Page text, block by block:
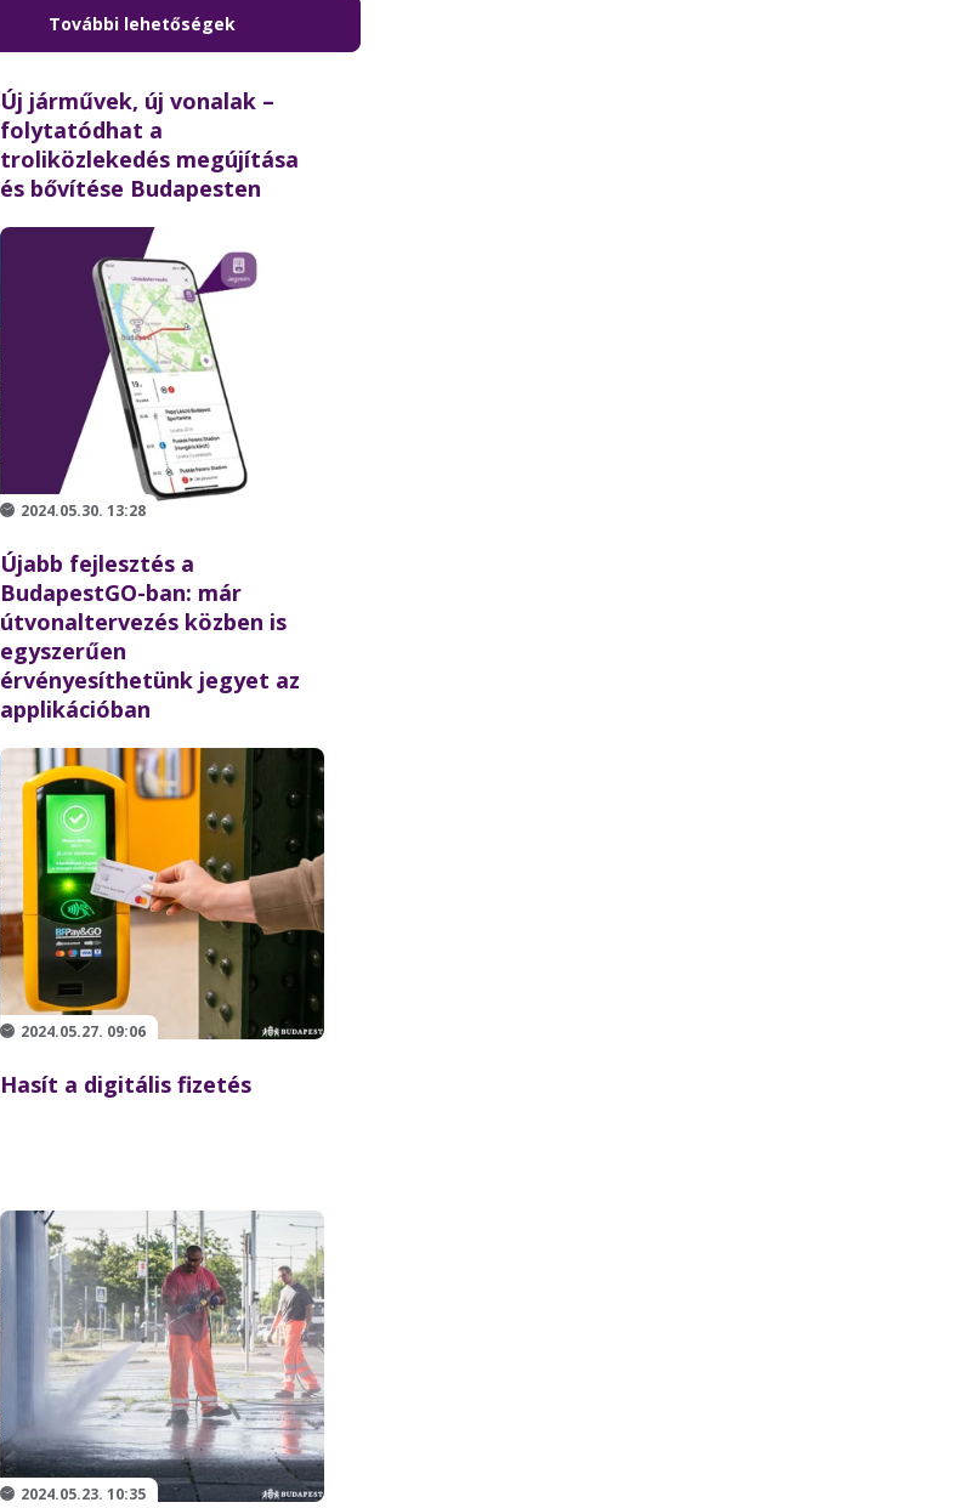
2024.06.05. 12:30
Új járművek, új vonalak –
folytatódhat a
troliközlekedés megújítása
és bővítése Budapesten
2024.05.30. 13:28
Újabb fejlesztés a
BudapestGO-ban: már
útvonaltervezés közben is
egyszerűen
érvényesíthetünk jegyet az
applikációban
2024.05.27. 09:06
Hasít a digitális fizetés
2024.05.23. 10:35
További lehetőségek